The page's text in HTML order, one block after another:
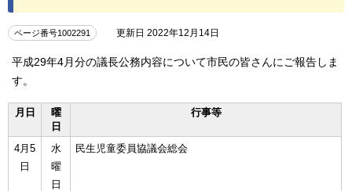
ページ番号1002291 更新日 2022年12月14日
平成29年4月分の議長公務内容について市民の皆さんにご報告しま
す。
月日
曜
日
行事等
4月5
日
水
曜
日
民生児童委員協議会総会